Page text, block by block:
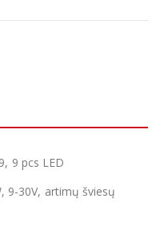
9 pcs LED
9-30V, artimų šviesų